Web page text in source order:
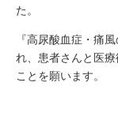
た。
『高尿酸血症・痛
れ、患者さんと医
ことを願います。